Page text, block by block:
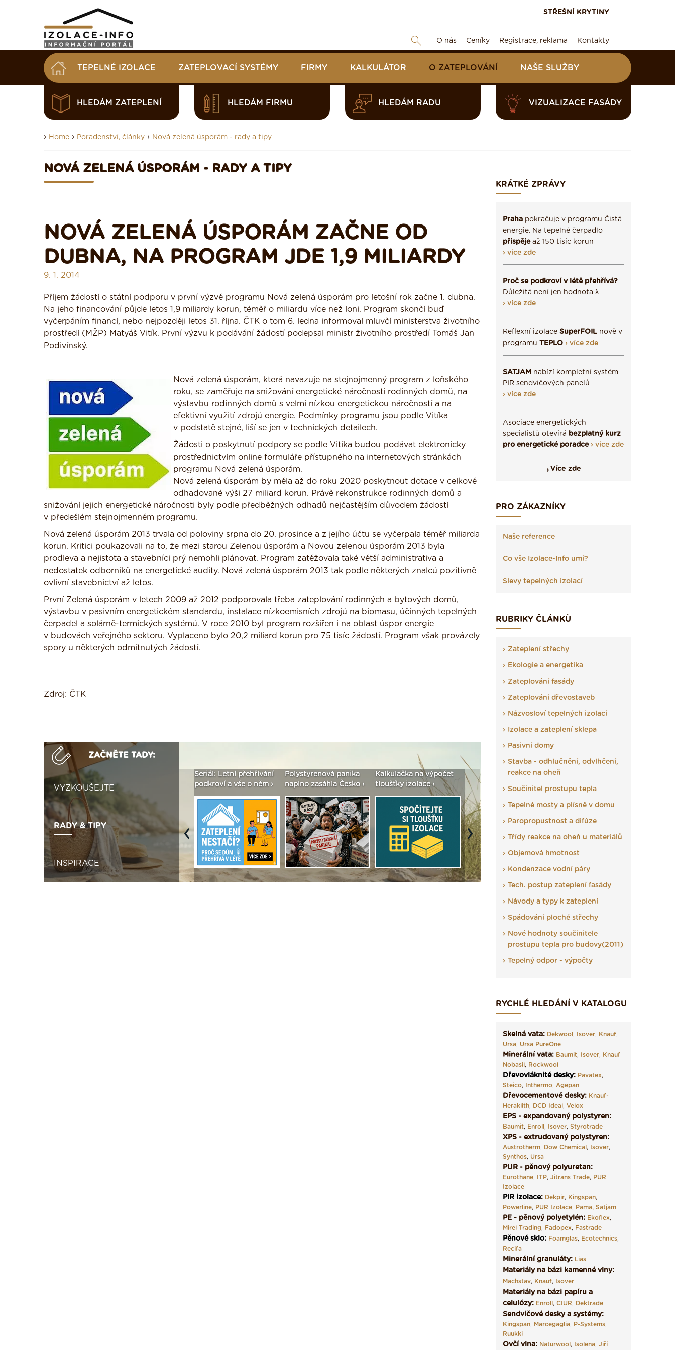
STŘEŠNÍ KRYTINY
O nás Ceníky Registrace, reklama Kontakty
TEPELNÉ IZOLACE ZATEPLOVACÍ SYSTÉMY FIRMY KALKULÁTOR O ZATEPLOVÁNÍ NAŠE SLUŽBY
HLEDÁM ZATEPLENÍ HLEDÁM FIRMU HLEDÁM RADU VIZUALIZACE FASÁDY
› Home › Poradenství, články › Nová zelená úsporám - rady a tipy
NOVÁ ZELENÁ ÚSPORÁM - RADY A TIPY
NOVÁ ZELENÁ ÚSPORÁM ZAČNE OD
DUBNA, NA PROGRAM JDE 1,9 MILIARDY
9. 1. 2014
Příjem žádostí o státní podporu v první výzvě programu Nová zelená úsporám pro letošní rok začne 1. dubna.
Na jeho financování půjde letos 1,9 miliardy korun, téměř o miliardu více než loni. Program skončí buď
vyčerpáním financí, nebo nejpozději letos 31. října. ČTK o tom 6. ledna informoval mluvčí ministerstva životního
prostředí (MŽP) Matyáš Vitík. První výzvu k podávání žádostí podepsal ministr životního prostředí Tomáš Jan
Podivínský.
Nová zelená úsporám, která navazuje na stejnojmenný program z loňského
roku, se zaměřuje na snižování energetické náročnosti rodinných domů, na
výstavbu rodinných domů s velmi nízkou energetickou náročností a na
efektivní využití zdrojů energie. Podmínky programu jsou podle Vitíka
v podstatě stejné, liší se jen v technických detailech.
Žádosti o poskytnutí podpory se podle Vitíka budou podávat elektronicky
prostřednictvím online formuláře přístupného na internetových stránkách
programu Nová zelená úsporám.
Nová zelená úsporám by měla až do roku 2020 poskytnout dotace v celkové
odhadované výši 27 miliard korun. Právě rekonstrukce rodinných domů a
snižování jejich energetické náročnosti byly podle předběžných odhadů nejčastějším důvodem žádostí
v předešlém stejnojmenném programu.
Nová zelená úsporám 2013 trvala od poloviny srpna do 20. prosince a z jejího účtu se vyčerpala téměř miliarda
korun. Kritici poukazovali na to, že mezi starou Zelenou úsporám a Novou zelenou úsporám 2013 byla
prodleva a nejistota a stavebníci prý nemohli plánovat. Program zatěžovala také větší administrativa a
nedostatek odborníků na energetické audity. Nová zelená úsporám 2013 tak podle některých znalců pozitivně
ovlivní stavebnictví až letos.
První Zelená úsporám v letech 2009 až 2012 podporovala třeba zateplování rodinných a bytových domů,
výstavbu v pasivním energetickém standardu, instalace nízkoemisních zdrojů na biomasu, účinných tepelných
čerpadel a solárně-termických systémů. V roce 2010 byl program rozšířen i na oblast úspor energie
v budovách veřejného sektoru. Vyplaceno bylo 20,2 miliard korun pro 75 tisíc žádostí. Program však provázely
spory u některých odmítnutých žádostí.
Zdroj: ČTK
ZAČNĚTE TADY:
VYZKOUŠEJTE
RADY & TIPY
INSPIRACE
Není polystyren? My ho
seženeme! ›
Seriál: Letní přehřívání
podkroví a vše o něm ›
Polystyrenová panika
naplno zasáhla Česko ›
Kalkulačka na výpočet
tloušťky izolace ›
Seriál: Fasády ETICS a
vše podstatné v kostce ›
Vyberte si izolaci a pak
ji tady klidně poptejte ›
Previous Next
KRÁTKÉ ZPRÁVY
Praha pokračuje v programu Čistá
energie. Na tepelné čerpadlo
přispějeaž 150 tisíc korun
› více zde
Proč se podkroví v létě přehřívá?
Důležitá není jen hodnota λ
› více zde
Reflexní izolace SuperFOIL nově v
programu TEPLO › více zde
SATJAM nabízí kompletní systém
PIR sendvičových panelů
› více zde
Asociace energetických
specialistů otevírá bezplatný kurz
pro energetické poradce › více zde
Více zde
PRO ZÁKAZNÍKY
Naše reference
Co vše Izolace-Info umí?
Slevy tepelných izolací
RUBRIKY ČLÁNKŮ
Zateplení střechy
Ekologie a energetika
Zateplování fasády
Zateplování dřevostaveb
Názvosloví tepelných izolací
Izolace a zateplení sklepa
Pasivní domy
Stavba - odhlučnění, odvlhčení,
reakce na oheň
Součinitel prostupu tepla
Tepelné mosty a plísně v domu
Paropropustnost a difúze
Třídy reakce na oheň u materiálů
Objemová hmotnost
Kondenzace vodní páry
Tech. postup zateplení fasády
Návody a typy k zateplení
Spádování ploché střechy
Nové hodnoty součinitele
prostupu tepla pro budovy(2011)
Tepelný odpor - výpočty
RYCHLÉ HLEDÁNÍ V KATALOGU
Skelná vata: Dekwool, Isover, Knauf,
Ursa, Ursa PureOne
Minerální vata: Baumit, Isover, Knauf
Nobasil, Rockwool
Dřevovláknité desky: Pavatex,
Steico, Inthermo, Agepan
Dřevocementové desky: Knauf-
Heraklith, DCD Ideal, Velox
EPS - expandovaný polystyren:
Baumit, Enroll, Isover, Styrotrade
XPS - extrudovaný polystyren:
Austrotherm, Dow Chemical, Isover,
Synthos, Ursa
PUR - pěnový polyuretan:
Eurothane, ITP, Jitrans Trade, PUR
Izolace
PIR izolace: Dekpir, Kingspan,
Powerline, PUR Izolace, Pama, Satjam
PE - pěnový polyetylén: Ekoflex,
Mirel Trading, Fadopex, Fastrade
Pěnové sklo: Foamglas, Ecotechnics,
Recifa
Minerální granuláty: Lias
Materiály na bázi kamenné vlny:
Machstav, Knauf, Isover
Materiály na bázi papíru a
celulózy: Enroll, CIUR, Dektrade
Sendvičové desky a systémy:
Kingspan, Marcegaglia, P-Systems,
Ruukki
Ovčí vlna: Naturwool, Isolena, Jiří